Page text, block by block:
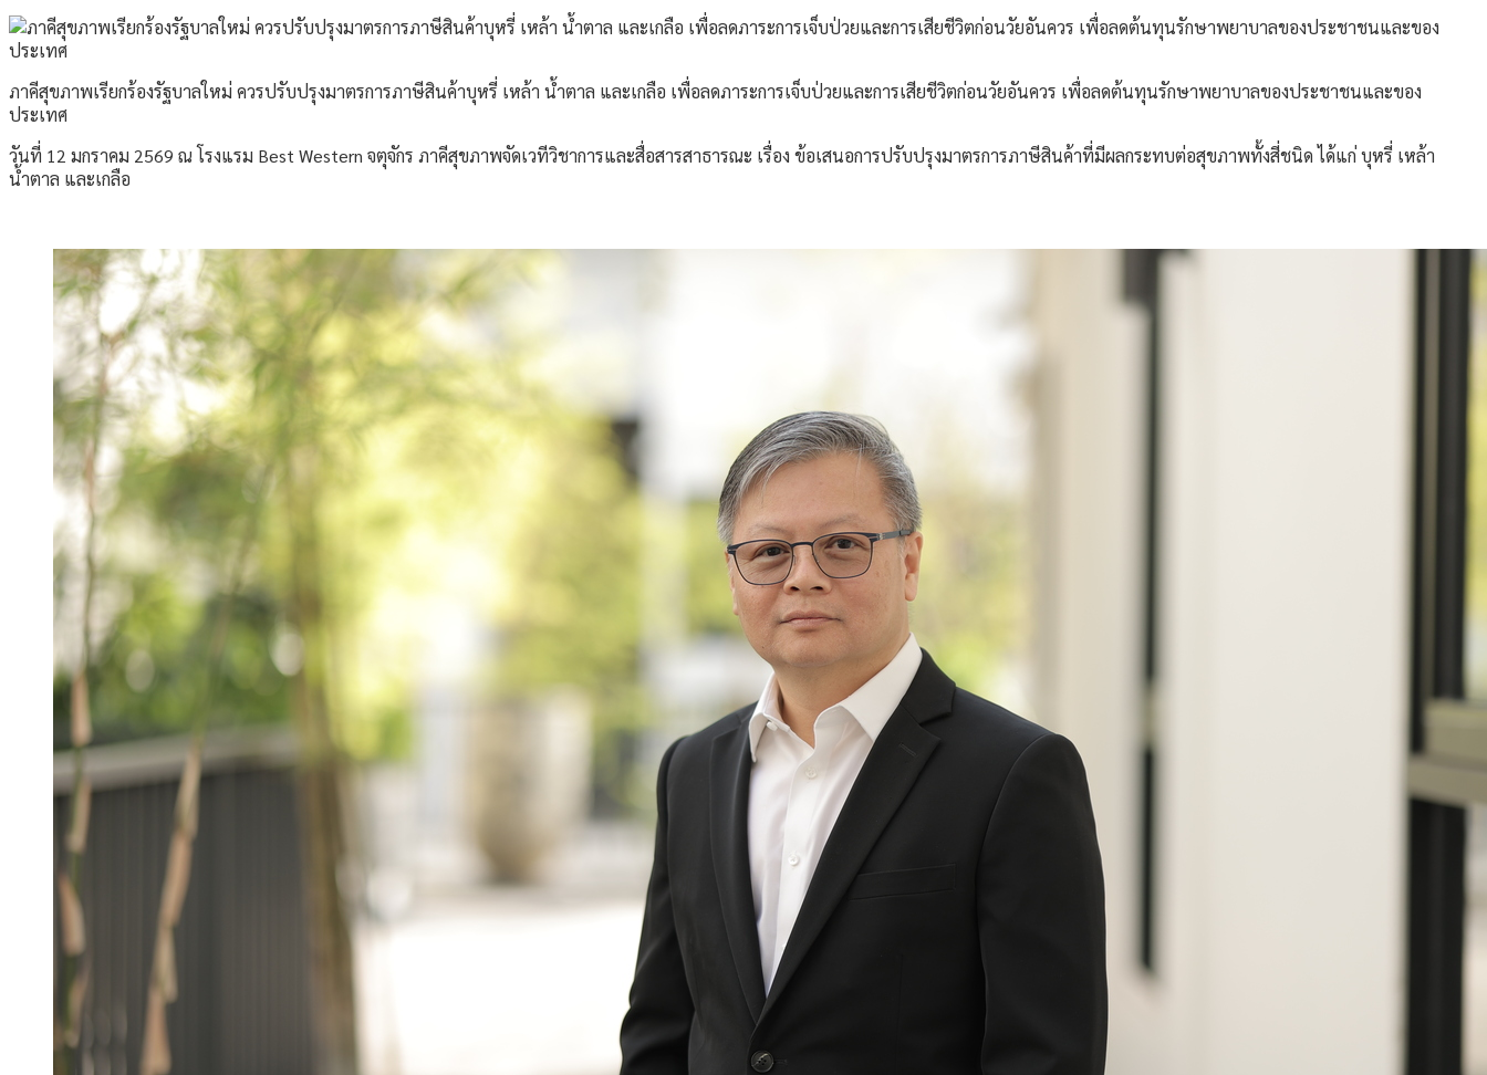
ภาคีสุขภาพเรียกร้องรัฐบาลใหม่ ควรปรับปรุงมาตรการภาษีสินค้าบุหรี่ เหล้า น้ำตาล และเกลือ เพื่อลดภาระการเจ็บป่วยและการเสียชีวิตก่อนวัยอันควร เพื่อลดต้นทุนรักษาพยาบาลของประชาชนและของ
ประเทศ
วันที่ 12 มกราคม 2569 ณ โรงแรม Best Western จตุจักร ภาคีสุขภาพจัดเวทีวิชาการและสื่อสารสาธารณะ เรื่อง ข้อเสนอการปรับปรุงมาตรการภาษีสินค้าที่มีผลกระทบต่อสุขภาพทั้งสี่ชนิด ได้แก่ บุหรี่ เหล้า
น้ำตาล และเกลือ